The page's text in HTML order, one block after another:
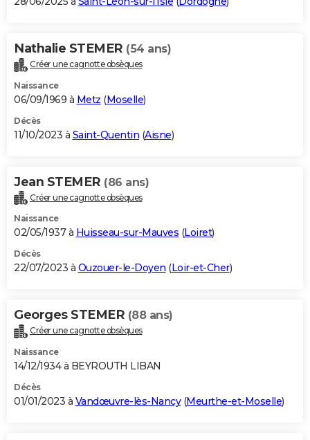
Nathalie STEMER (54 ans)
Créer une cagnotte obsèques
Naissance
06/09/1969 à Metz (Moselle)
Décès
11/10/2023 à Saint-Quentin (Aisne)
Jean STEMER (86 ans)
Créer une cagnotte obsèques
Naissance
02/05/1937 à Huisseau-sur-Mauves (Loiret)
Décès
22/07/2023 à Ouzouer-le-Doyen (Loir-et-Cher)
Georges STEMER (88 ans)
Créer une cagnotte obsèques
Naissance
14/12/1934 à BEYROUTH LIBAN
Décès
01/01/2023 à Vandœuvre-lès-Nancy(Meurthe-et-Moselle)